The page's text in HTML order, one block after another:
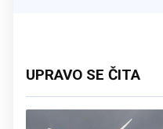
UPRAVO SE ČITA